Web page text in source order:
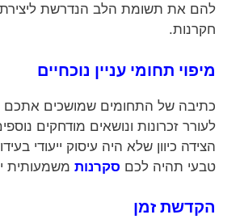
להם את תשומת הלב הנדרשת
חקרנות.
מיפוי תחומי עניין נוכחיים
כתיבה של התחומים שמושכים אתכם
לעורר זכרונות ונושאים מודחקים
הצידה כיוון שלא היה עיסוק ייעודי
טבעי תהיה לכם סקרנות משמעותית
הקדשת זמן